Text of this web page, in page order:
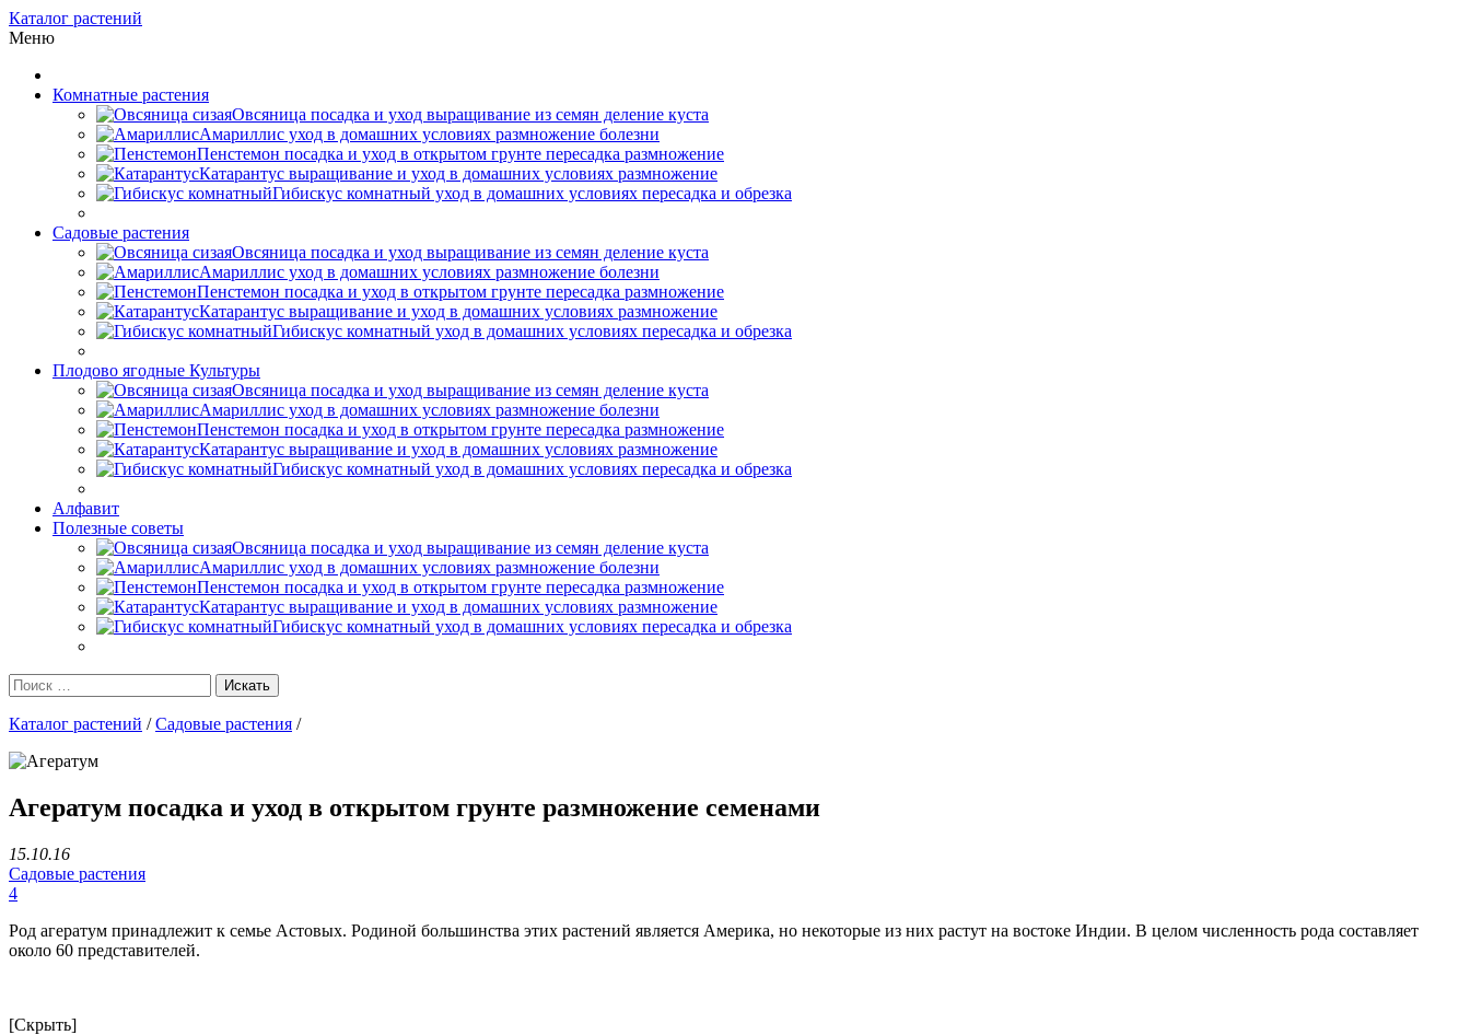
Каталог растений
Меню
Комнатные растения
Овсяница посадка и уход выращивание из семян деление куста
Амариллис уход в домашних условиях размножение болезни
Пенстемон посадка и уход в открытом грунте пересадка размножение
Катарантус выращивание и уход в домашних условиях размножение
Гибискус комнатный уход в домашних условиях пересадка и обрезка
Садовые растения
Овсяница посадка и уход выращивание из семян деление куста
Амариллис уход в домашних условиях размножение болезни
Пенстемон посадка и уход в открытом грунте пересадка размножение
Катарантус выращивание и уход в домашних условиях размножение
Гибискус комнатный уход в домашних условиях пересадка и обрезка
Плодово ягодные Культуры
Овсяница посадка и уход выращивание из семян деление куста
Амариллис уход в домашних условиях размножение болезни
Пенстемон посадка и уход в открытом грунте пересадка размножение
Катарантус выращивание и уход в домашних условиях размножение
Гибискус комнатный уход в домашних условиях пересадка и обрезка
Алфавит
Полезные советы
Овсяница посадка и уход выращивание из семян деление куста
Амариллис уход в домашних условиях размножение болезни
Пенстемон посадка и уход в открытом грунте пересадка размножение
Катарантус выращивание и уход в домашних условиях размножение
Гибискус комнатный уход в домашних условиях пересадка и обрезка
Каталог растений /Садовые растения /
Агератум посадка и уход в открытом грунте размножение семенами
15.10.16
Садовые растения
4
Род агератум принадлежит к семье Астовых. Родиной большинства этих растений является Америка, но некоторые из них растут на востоке Индии. В целом численность рода составляет
около 60 представителей.
[Скрыть]